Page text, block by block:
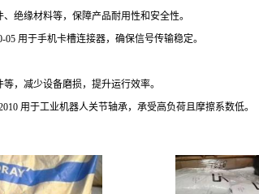
绝缘材料等，保障产品耐用性和安全性。
用于手机卡槽连接器，确保信号传输稳定。
，减少设备磨损，提升运行效率。
用于工业机器人关节轴承，承受高负荷且摩擦系数低。